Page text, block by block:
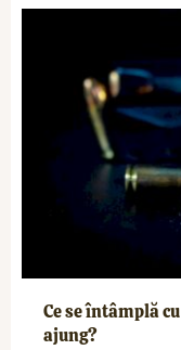
Ce se întâmplă
ajung?